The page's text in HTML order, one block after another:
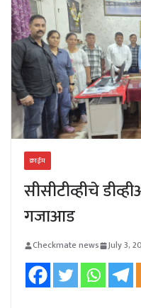
क्राईम
सीसीटीव्हीचे
गजाआड
Checkmate news July 3,